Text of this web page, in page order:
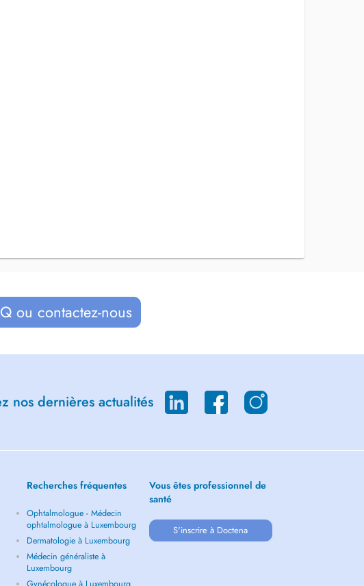
ou contactez-nous
nos dernières actualités
Recherches fréquentes
Ophtalmologue - Médecin
ophtalmologue à Luxembourg
Dermatologie à Luxembourg
Médecin généraliste à
Luxembourg
Vous êtes professionnel de
santé
S'inscrire à Doctena